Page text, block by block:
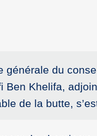
générale du
Khelifa,
de la butte,